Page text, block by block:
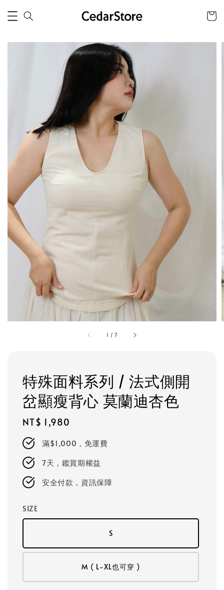
1 /7
特殊面料系列 / 法式側開
岔顯瘦背心 莫蘭迪杏色
Regular
price
NT$ 1,980
滿$1,000，免運費
7天，鑑賞期權益
安全付款，資訊保障
SIZE
S
M ( L-XL也可穿 )